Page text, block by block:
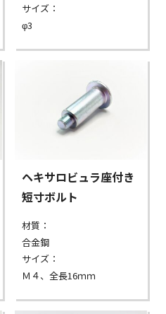
サイズ：
φ3
ヘキサロビュラ座付き
短寸ボルト
材質：
合金鋼
サイズ：
Ｍ４、全長16ｍｍ